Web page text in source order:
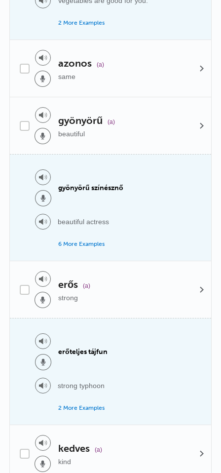
2 More Examples
azonos (a)
same
gyönyörű (a)
beautiful
gyönyörű színésznő
beautiful actress
6 More Examples
erős (a)
strong
erőteljes tájfun
strong typhoon
2 More Examples
kedves (a)
kind